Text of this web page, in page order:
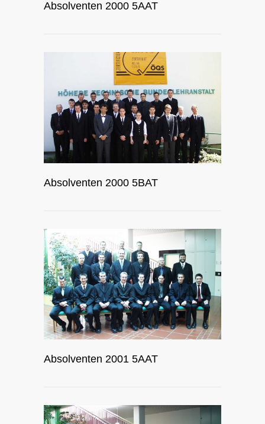
Absolventen 2000 5AAT
Absolventen 2000 5BAT
Absolventen 2001 5AAT